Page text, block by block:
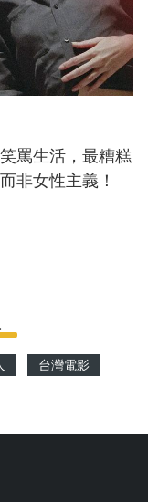
罵生活，最糟糕
非女性主義！
台灣電影